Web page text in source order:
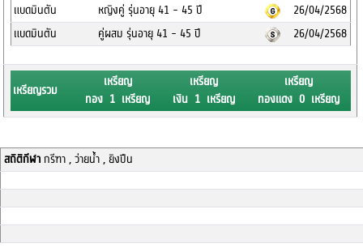
แบดมินตัน หญิงคู่ รุ่นอายุ 41 - 45 ปี
26/04/2568
แบดมินตัน
คู่ผสม รุ่นอายุ 41 - 45 ปี 26/04/2568
เหรียญรวม
เหรียญ
ทอง 1 เหรียญ
เหรียญ
เงิน 1 เหรียญ
เหรียญ
ทองแดง 0 เหรียญ
สถิติกีฬากรีฑา , ว่ายน้ำ , ยิงปืน